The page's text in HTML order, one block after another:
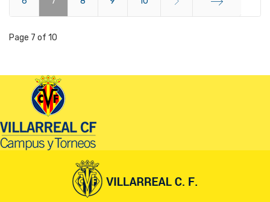
Page 7 of 10